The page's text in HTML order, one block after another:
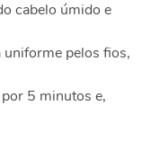
cabelo úmido e
uniforme pelos fios,
5 minutos e,